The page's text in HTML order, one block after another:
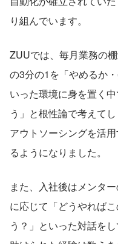
り組んでいます。
ZUUでは、毎月業務の
の3分の1を「やめるか
いった環境に身を置く
う」と根性論で考えて
アウトソーシングを活
るようになりました。
また、入社後はメンタ
に応じて「どうやれば
う？」といった対話を